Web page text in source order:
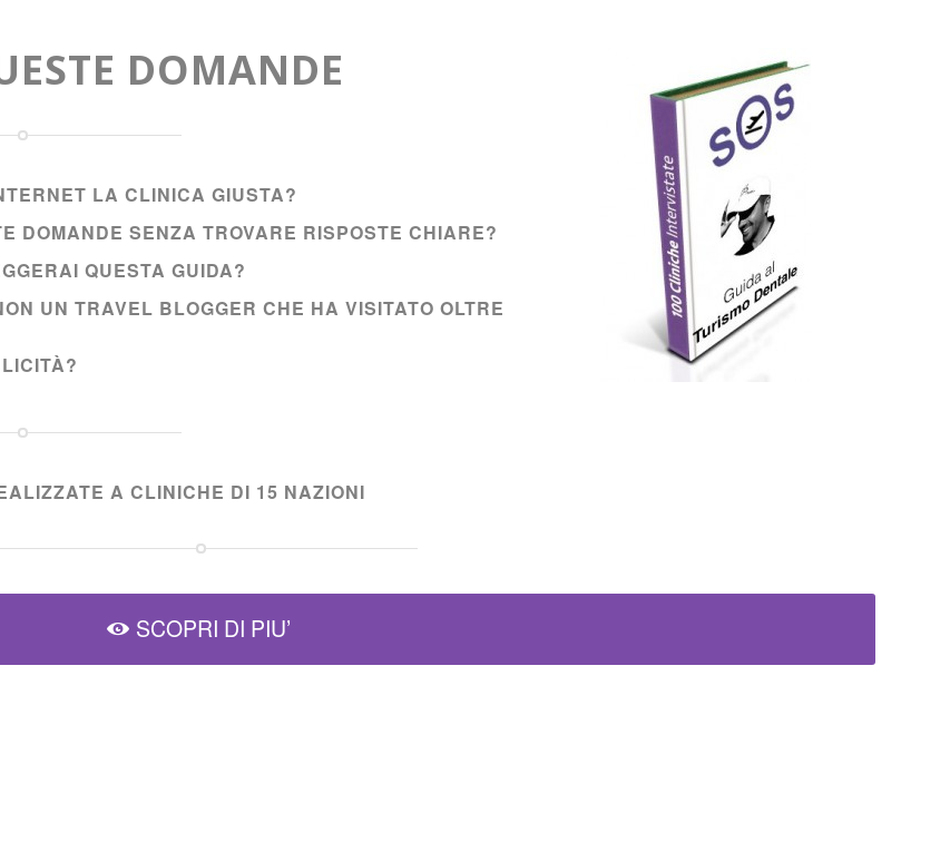
DOMANDE
LA CLINICA GIUSTA?
DOMANDE SENZA TROVARE RISPOSTE CHIARE?
QUESTA GUIDA?
UN TRAVEL BLOGGER CHE HA VISITATO OLTRE
A CLINICHE DI 15 NAZIONI
SCOPRI DI PIU’